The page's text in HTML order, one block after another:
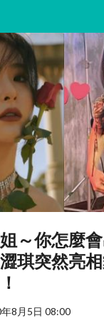
姐～你怎麼
琪突然亮
8月5日 08:00